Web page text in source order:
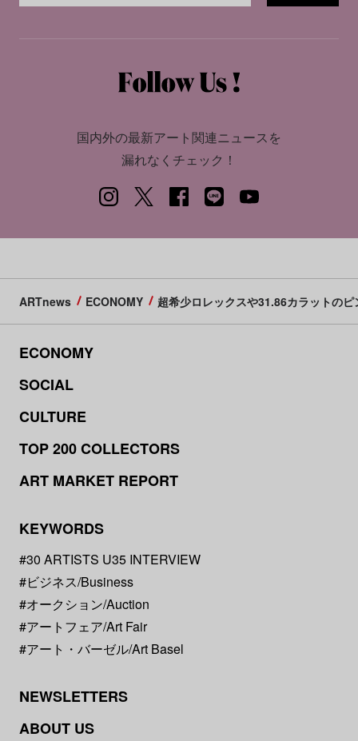
国内外の最新アート関連ニュースを
漏れなくチェック！
ARTnews ECONOMY 超希少ロレックスや31.86カラットの
ECONOMY
SOCIAL
CULTURE
TOP 200 COLLECTORS
ART MARKET REPORT
KEYWORDS
#30 ARTISTS U35 INTERVIEW
#ビジネス/Business
#オークション/Auction
#アートフェア/Art Fair
#アート・バーゼル/Art Basel
NEWSLETTERS
ABOUT US